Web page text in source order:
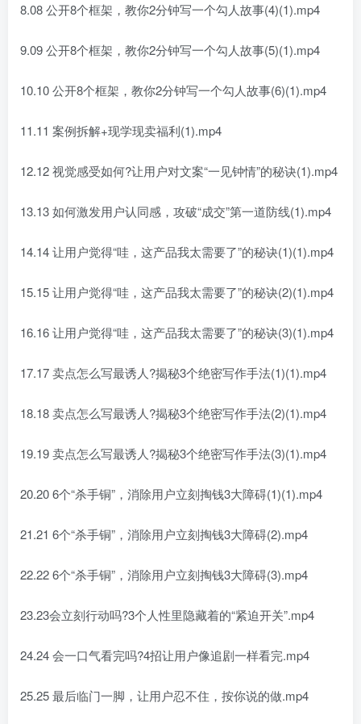
8.08 公开8个框架，教你2分钟写一个勾人故事(4)(1).mp4
9.09 公开8个框架，教你2分钟写一个勾人故事(5)(1).mp4
10.10 公开8个框架，教你2分钟写一个勾人故事(6)(1).mp4
11.11 案例拆解+现学现卖福利(1).mp4
12.12 视觉感受如何?让用户对文案“一见钟情”的秘诀(1).mp4
13.13 如何激发用户认同感，攻破“成交”第一道防线(1).mp4
14.14 让用户觉得“哇，这产品我太需要了”的秘诀(1)(1).mp4
15.15 让用户觉得“哇，这产品我太需要了”的秘诀(2)(1).mp4
16.16 让用户觉得“哇，这产品我太需要了”的秘诀(3)(1).mp4
17.17 卖点怎么写最诱人?揭秘3个绝密写作手法(1)(1).mp4
18.18 卖点怎么写最诱人?揭秘3个绝密写作手法(2)(1).mp4
19.19 卖点怎么写最诱人?揭秘3个绝密写作手法(3)(1).mp4
20.20 6个“杀手铜”，消除用户立刻掏钱3大障碍(1)(1).mp4
21.21 6个“杀手铜”，消除用户立刻掏钱3大障碍(2).mp4
22.22 6个“杀手铜”，消除用户立刻掏钱3大障碍(3).mp4
23.23会立刻行动吗?3个人性里隐藏着的“紧迫开关”.mp4
24.24 会一口气看完吗?4招让用户像追剧一样看完.mp4
25.25 最后临门一脚，让用户忍不住，按你说的做.mp4